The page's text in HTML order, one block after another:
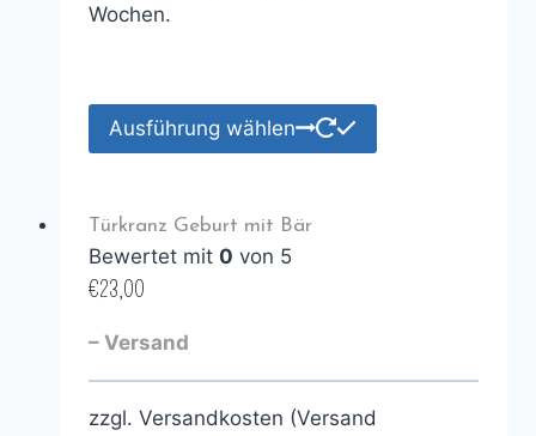
Wochen.
Ausführung wählen
Türkranz Geburt mit Bär
Bewertet mit 0 von 5
€23,00
– Versand
zzgl. Versandkosten (Versand